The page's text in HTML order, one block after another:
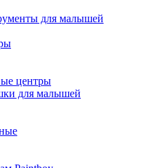
для малышей
центры
для малышей